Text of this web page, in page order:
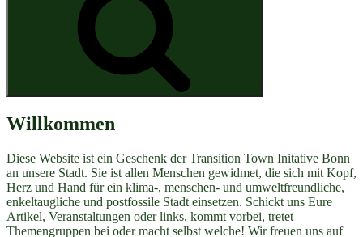
Willkommen
Diese Website ist ein Geschenk der Transition Town Initative Bonn
an unsere Stadt. Sie ist allen Menschen gewidmet, die sich mit Kopf,
Herz und Hand für ein klima-, menschen- und umweltfreundliche,
enkeltaugliche und postfossile Stadt einsetzen. Schickt uns Eure
Artikel, Veranstaltungen oder links, kommt vorbei, tretet
Themengruppen bei oder macht selbst welche! Wir freuen uns auf